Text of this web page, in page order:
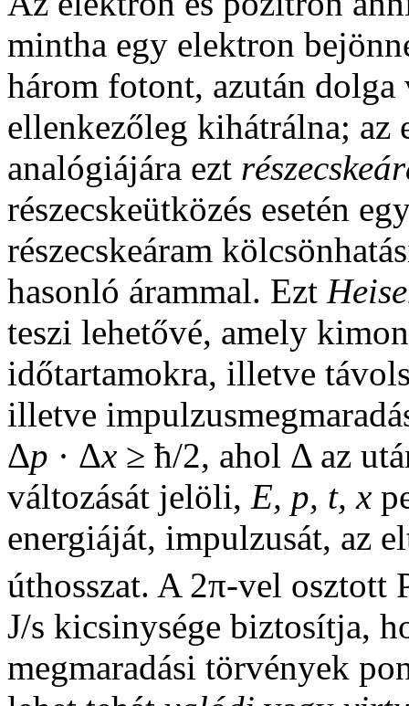
mintha egy elektron
három fotont, azután dolga
ellenkezőleg kihátrálna; az
analógiájára ezt
részecskeütközés esetén
részecskeáram
hasonló árammal. Ezt
teszi lehetővé, amely
időtartamokra, illetve
illetve
Δp · Δx ≥ ħ/2, ahol Δ az
változását jelöli, E, p, t, x
energiáját, impulzusát, az
úthosszat. A 2π-vel osztott
J/s kicsinysége biztosítja,
megmaradási törvények